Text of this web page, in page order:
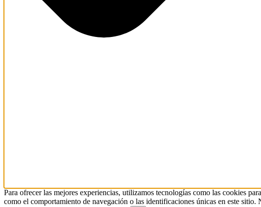
Para ofrecer las mejores experiencias, utilizamos tecnologías como las cookies
como el comportamiento de navegación o las identificaciones únicas en este